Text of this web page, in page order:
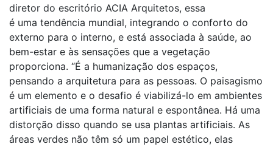
diretor do escritório ACIA Arquitetos, essa
é uma tendência mundial, integrando o conforto do
externo para o interno, e está associada à saúde, ao
bem-estar e às sensações que a vegetação
proporciona. “É a humanização dos espaços,
pensando a arquitetura para as pessoas. O paisagismo
é um elemento e o desafio é viabilizá-lo em ambientes
artificiais de uma forma natural e espontânea. Há uma
distorção disso quando se usa plantas artificiais. As
áreas verdes não têm só um papel estético, elas